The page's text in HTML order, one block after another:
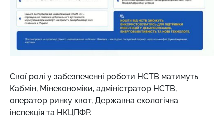
Свої ролі у забезпеченні роботи НСТВ матимуть
Кабмін, Мінекономіки, адміністратор НСТВ,
оператор ринку квот, Державна екологічна
інспекція та НКЦПФР.